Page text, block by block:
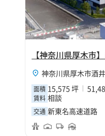
神奈川県厚木市酒
面積 15,575 坪
賃料 相談
交通 新東名高速道路